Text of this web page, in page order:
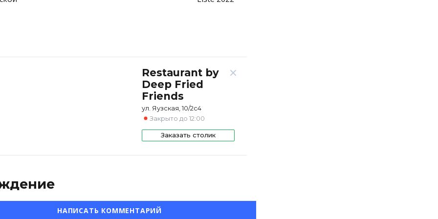
Restaurant by
Deep Fried
Friends
ул. Яузская, 10/2с4
Закрыто до 12:00
Заказать столик
НАПИСАТЬ КОММЕНТАРИЙ